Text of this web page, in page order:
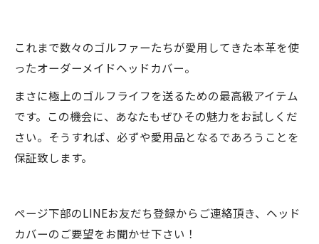
これまで数々のゴルファーたちが愛用してきた本革を使
ったオーダーメイドヘッドカバー。
まさに極上のゴルフライフを送るための最高級アイテム
です。この機会に、あなたもぜひその魅力をお試しくだ
さい。そうすれば、必ずや愛用品となるであろうことを
保証致します。
ページ下部のLINEお友だち登録からご連絡頂き、ヘッド
カバーのご要望をお聞かせ下さい！